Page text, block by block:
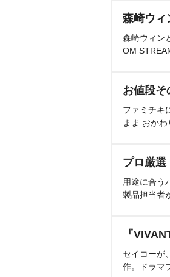
森崎ウィ
森崎ウィン
OM
お値段そ
ファミチキ
まま おか
プロ厳選
用途に合う
製品担当者
『
セイコーが
作。ドラマ